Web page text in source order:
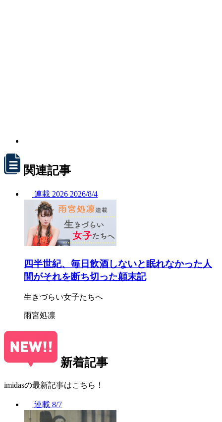
関連記事
連載 2026 2026/8/4
四半世紀、毎日飲酒しないと眠れなかった人
間がそれを断ち切った顛末記
生きづらい女子たちへ
雨宮処凛
新着記事
imidasの最新記事はこちら！
連載 8/7